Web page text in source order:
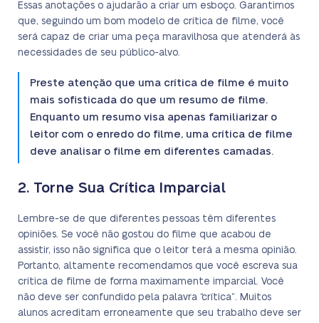
Essas anotações o ajudarão a criar um esboço. Garantimos
que, seguindo um bom modelo de crítica de filme, você
será capaz de criar uma peça maravilhosa que atenderá às
necessidades de seu público-alvo.
Preste atenção que uma crítica de filme é muito
mais sofisticada do que um resumo de filme.
Enquanto um resumo visa apenas familiarizar o
leitor com o enredo do filme, uma crítica de filme
deve analisar o filme em diferentes camadas.
2. Torne Sua Crítica Imparcial
Lembre-se de que diferentes pessoas têm diferentes
opiniões. Se você não gostou do filme que acabou de
assistir, isso não significa que o leitor terá a mesma opinião.
Portanto, altamente recomendamos que você escreva sua
crítica de filme de forma maximamente imparcial. Você
não deve ser confundido pela palavra “crítica”. Muitos
alunos acreditam erroneamente que seu trabalho deve ser